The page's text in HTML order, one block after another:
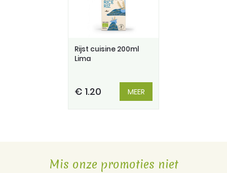
Rijst cuisine 200ml
Lima
€ 1.20 MEER
Mis onze promoties niet